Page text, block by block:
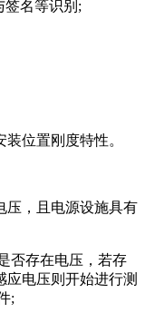
签名等识别;
位置刚度特性。
压，且电源设施具有
否存在电压，若存
应电压则开始进行测
;